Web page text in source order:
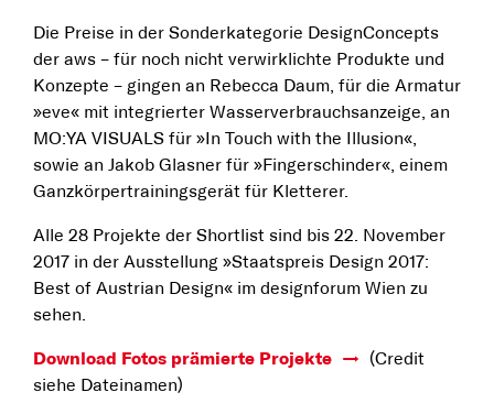
Die Preise in der Sonderkategorie DesignConcepts
der aws – für noch nicht verwirklichte Produkte und
Konzepte – gingen an Rebecca Daum, für die Armatur
»eve« mit integrierter Wasserverbrauchsanzeige, an
MO:YA VISUALS für »In Touch with the Illusion«,
sowie an Jakob Glasner für »Fingerschinder«, einem
Ganzkörpertrainingsgerät für Kletterer.
Alle 28 Projekte der Shortlist sind bis 22. November
2017 in der Ausstellung »Staatspreis Design 2017:
Best of Austrian Design« im designforum Wien zu
sehen.
Download Fotos prämierte Projekte
(Credit
siehe Dateinamen)